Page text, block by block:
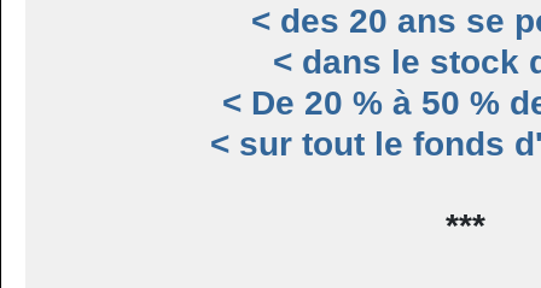
< des 20 ans se
< dans le stock
< De 20 % à 50 %
< sur tout le fonds
***